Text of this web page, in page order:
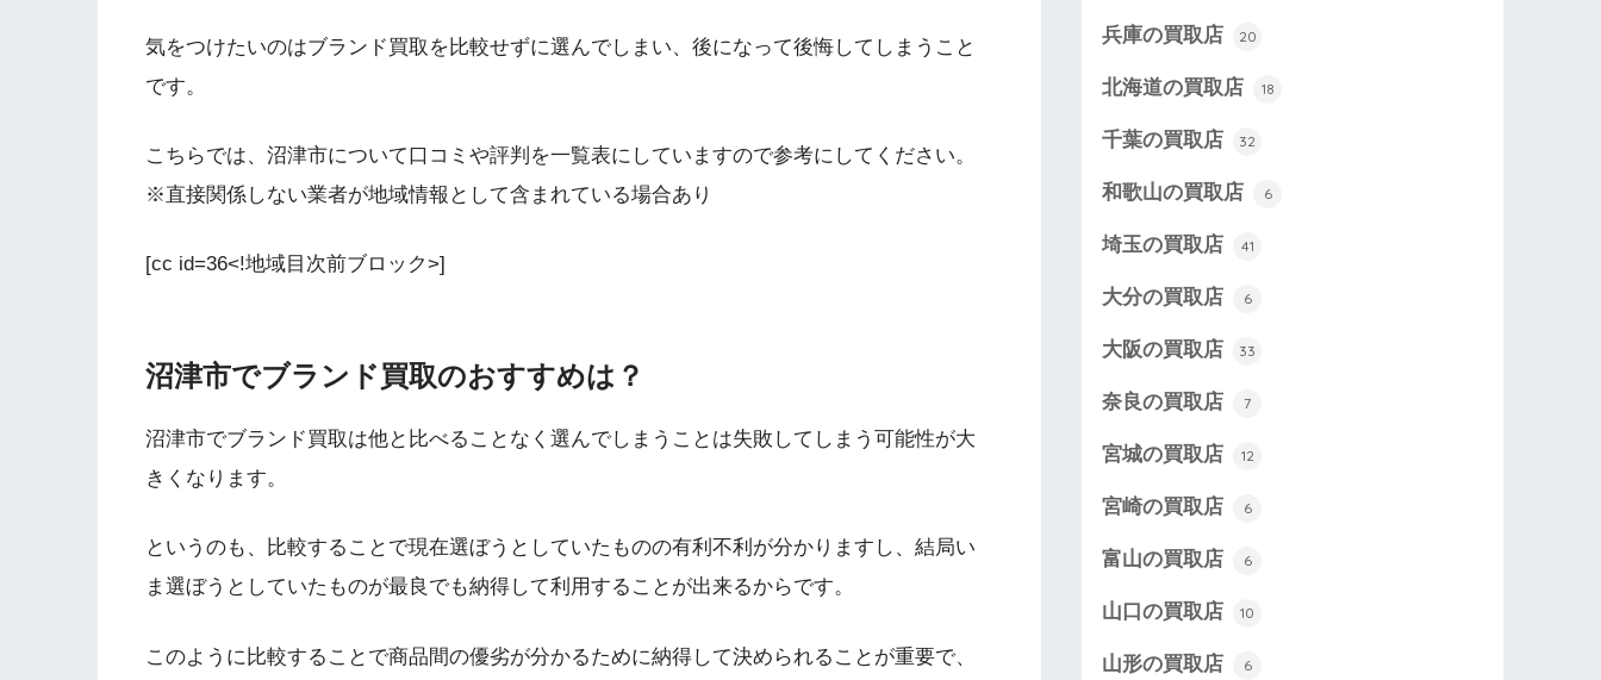
気をつけたいのはブランド買取を比較せずに選んでしまい、後になって後悔してしまうこと
です。
こちらでは、沼津市について口コミや評判を一覧表にしていますので参考にしてください。
※直接関係しない業者が地域情報として含まれている場合あり
[cc id=36<!地域目次前ブロック>]
沼津市でブランド買取のおすすめは？
沼津市でブランド買取は他と比べることなく選んでしまうことは失敗してしまう可能性が大
きくなります。
というのも、比較することで現在選ぼうとしていたものの有利不利が分かりますし、結局い
ま選ぼうとしていたものが最良でも納得して利用することが出来るからです。
このように比較することで商品間の優劣が分かるために納得して決められることが重要で、
兵庫の買取店 20
北海道の買取店 18
千葉の買取店 32
和歌山の買取店 6
埼玉の買取店 41
大分の買取店 6
大阪の買取店 33
奈良の買取店 7
宮城の買取店 12
宮崎の買取店 6
富山の買取店 6
山口の買取店 10
山形の買取店 6